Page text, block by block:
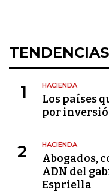
TENDENCIAS
1 HACIENDA
Los países
por
2 HACIENDA
Abogados,
ADN del
Espriella